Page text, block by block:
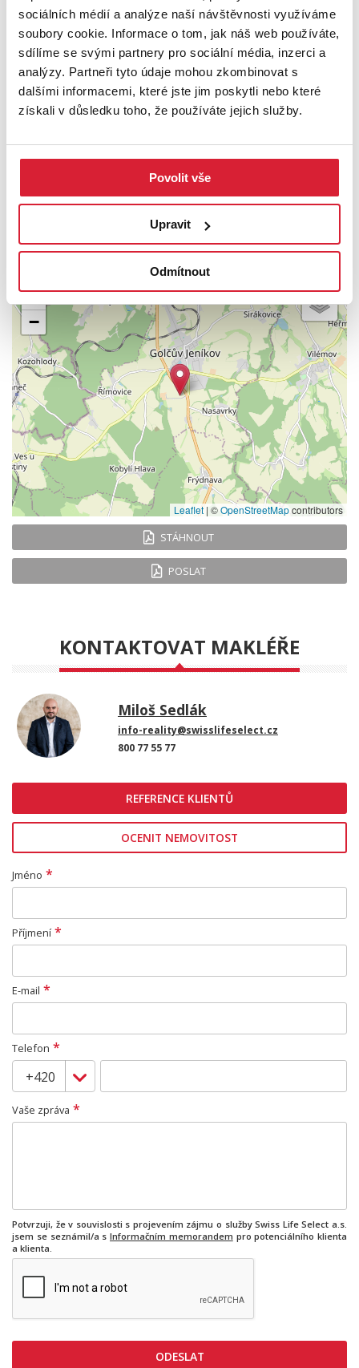
sociálních médií a analýze naší návštěvnosti využíváme
soubory cookie. Informace o tom, jak náš web používáte,
sdílíme se svými partnery pro sociální média, inzerci a
analýzy. Partneři tyto údaje mohou zkombinovat s
dalšími informacemi, které jste jim poskytli nebo které
získali v důsledku toho, že používáte jejich služby.
Povolit vše
Upravit
Odmítnout
osobní schůzky mě neváhejte kontaktovat.
Budu se těšit!
Miloš Sedlák
prodat nemovitost zájemci s nejvyšší nabídkou.
UMÍSTĚNÍ OBJEKTU
+
−
Leaflet | ©OpenStreetMapcontributors
STÁHNOUT
POSLAT
KONTAKTOVAT MAKLÉŘE
Miloš Sedlák
info-reality@swisslifeselect.cz
800 77 55 77
REFERENCE KLIENTŮ
OCENIT NEMOVITOST
Jméno *
Příjmení *
E-mail *
Telefon *
Vaše zpráva *
Potvrzuji, že v souvislosti s projevením zájmu o služby Swiss Life Select a.s.
jsem se seznámil/a s Informačním memorandem pro potenciálního klienta
a klienta.